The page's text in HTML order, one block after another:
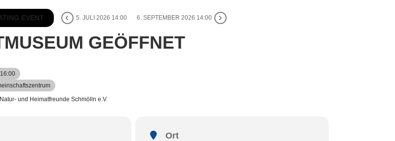
EVENT 5. JULI 2026 14:00 6. SEPTEMBER 2026 14:00
GEÖFFNET
Natur- und Heimatfreunde Schmölln e.V.
Ort